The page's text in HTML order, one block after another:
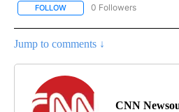
FOLLOW FOLLOW "CNN - SPANISH"
0 Followers
Jump to comments ↓
CNN